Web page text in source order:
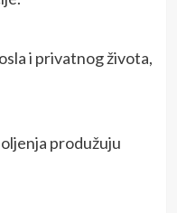
i privatnog života,
produžuju